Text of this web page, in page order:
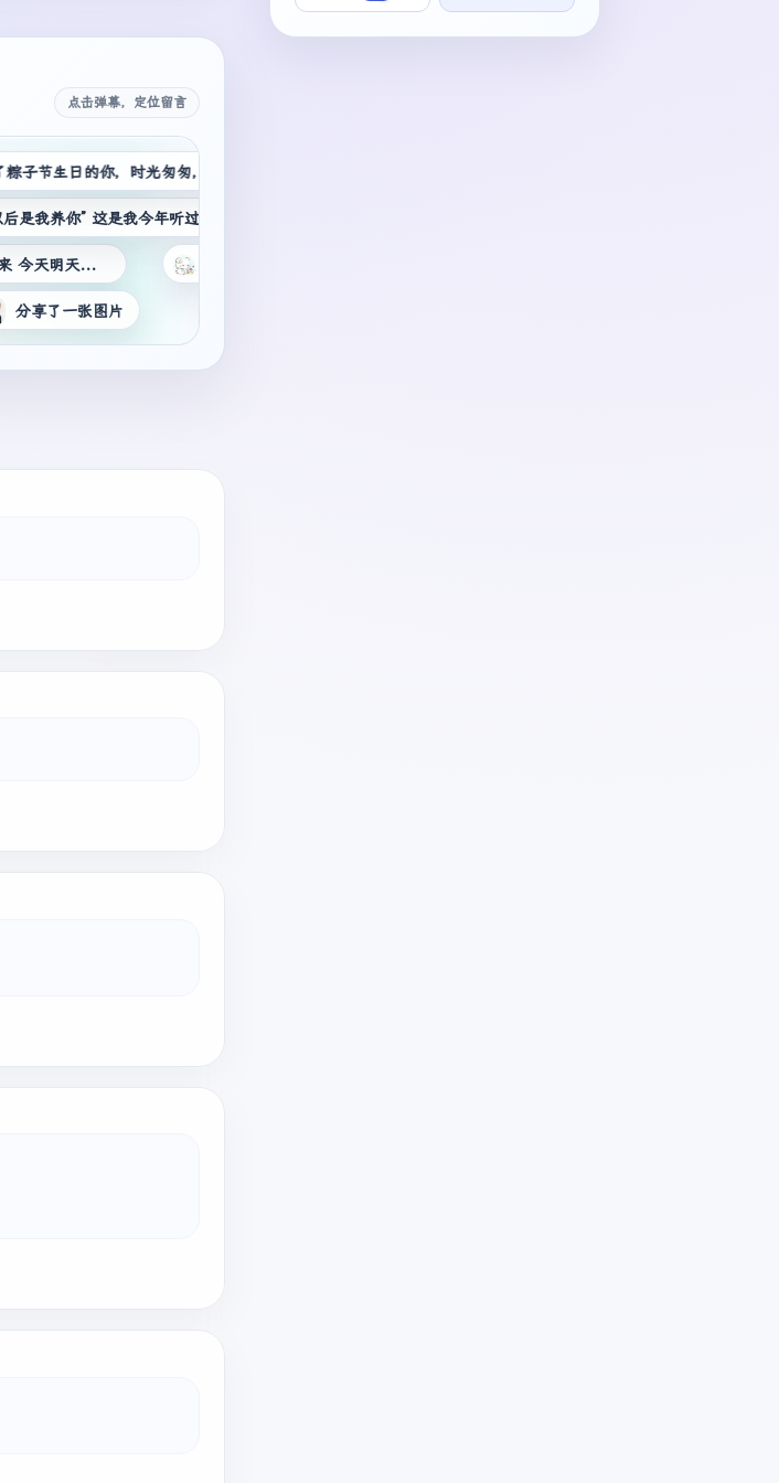
点击弹幕，定位留言
希望我们今后的生活会越来越好 希望以后我可以一直陪发发白头到老 希望现在以后未来 今天明天天天 今年明年年年都是你
这是我今年听过最暖心的一句话
的你，时光匆匆，感情永在! 生日快乐🎁 端午节快乐! - -凯们
张图片
男闺蜜